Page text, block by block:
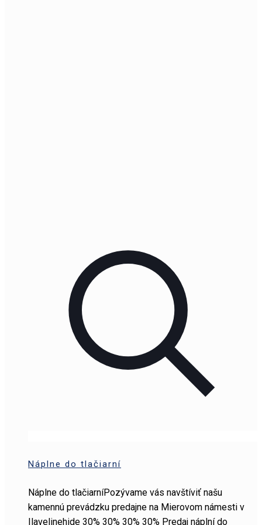
Náplne do tlačiarní
Náplne do tlačiarníPozývame vás navštíviť našu
kamennú prevádzku predajne na Mierovom námesti v
Ilavelinehide 30% 30% 30% 30% Predaj náplní do